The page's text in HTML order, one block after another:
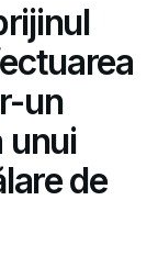
un
unui
de